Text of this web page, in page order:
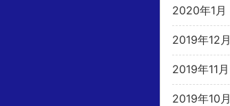
2020年1月
2019年12月
2019年11月
2019年10月